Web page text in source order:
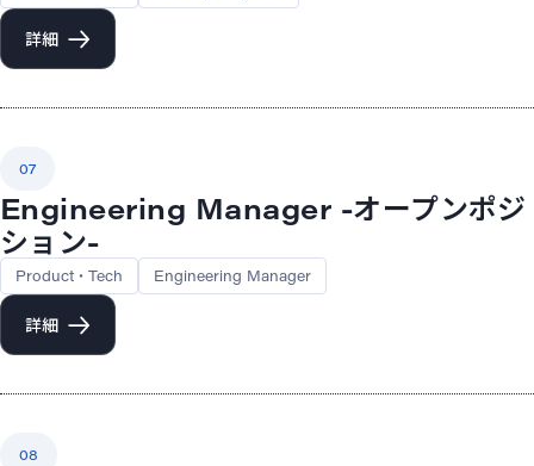
詳細
07
Engineering Manager -オープンポジ
ション-
Product・Tech Engineering Manager
詳細
08